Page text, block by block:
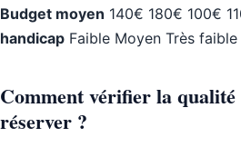
Budget moyen 140€ 180€ 100€
handicap Faible Moyen Très faible
Comment vérifier la qualité
réserver ?